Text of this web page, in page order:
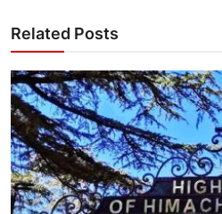
Related Posts